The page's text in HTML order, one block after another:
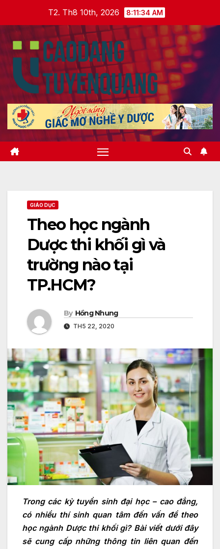
content
T2. Th8 10th, 2026 8:11:35 AM
GIÁO DỤC
Theo học ngành
Dược thi khối gì và
trường nào tại
TP.HCM?
By Hồng Nhung
TH5 22, 2020
Trong các kỳ tuyển sinh đại học – cao đẳng,
có nhiều thí sinh quan tâm đến vấn đề theo
học ngành Dược thi khối gì? Bài viết dưới đây
sẽ cung cấp những thông tin liên quan đến